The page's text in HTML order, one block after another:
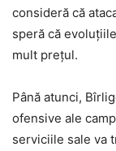
consideră că
speră că
mult prețul.
Până atunci,
ofensive ale
serviciile sale va